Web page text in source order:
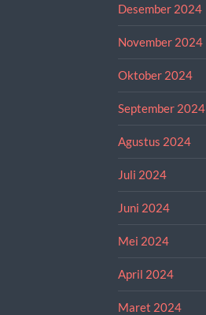
Desember 2024
November 2024
Oktober 2024
September 2024
Agustus 2024
Juli 2024
Juni 2024
Mei 2024
April 2024
Maret 2024